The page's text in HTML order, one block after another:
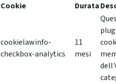
Cookie
Durata
cookielawinfo-
checkbox-analytics
11
mesi